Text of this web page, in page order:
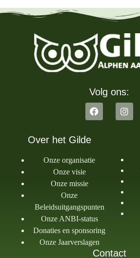
Volg ons:
Over het Gilde
Onze organisatie
Onze visie
Onze missie
Onze
Beleidsuitgangspunten
Onze ANBI-status
Donaties en sponsoring
Onze Jaarverslagen
Contact